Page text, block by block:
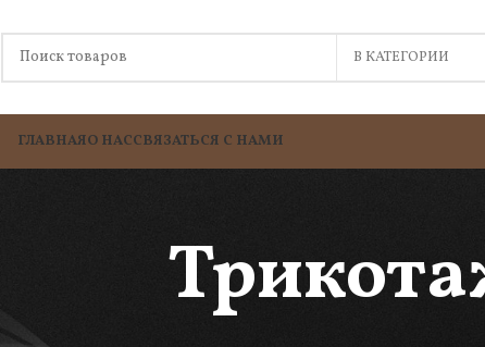
В КАТЕГОРИИ
ГЛАВНАЯО НАССВЯЗАТЬСЯ С НАМИ